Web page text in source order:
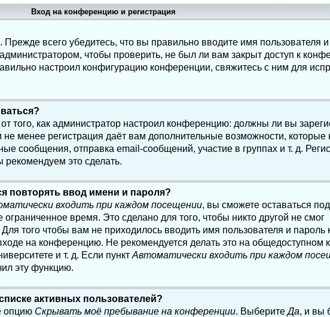
Вход на конференцию и регистрация
всего убедитесь, что вы правильно вводите имя пользователя
чтобы проверить, не был ли вам закрыт доступ к
настроил конфигурацию конференции, свяжитесь с ним для
того, как администратор настроил конференцию: должны ли вы
менее регистрация даёт вам дополнительные возможности, которые
сообщения, отправка email-сообщений, участие в группах и т. д.
рекомендуем это сделать.
повторять ввод имени и пароля?
входить при каждом посещении, вы сможете оставаться
время. Это сделано для того, чтобы никто другой не смог
того чтобы вам не приходилось вводить имя пользователя и пароль
на конференцию. Не рекомендуется делать это на общедоступном
и т. д. Если пункт Автоматически входить при каждом
эту функцию.
активных пользователей?
опцию Скрывать моё пребывание на конференции. ВыберитеДа, и вы